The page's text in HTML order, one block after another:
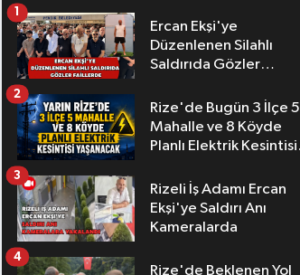
Ercan Ekşi'ye
Düzenlenen Silahlı
Saldırıda Gözler
1
Rize'de Bugün 3 İlçe 5
Mahalle ve 8 Köyde
Planlı Elektrik Kesintisi
2
Rizeli İş Adamı Ercan
Ekşi'ye Saldırı Anı
Kameralarda
3
Rize'de Beklenen Yol
4